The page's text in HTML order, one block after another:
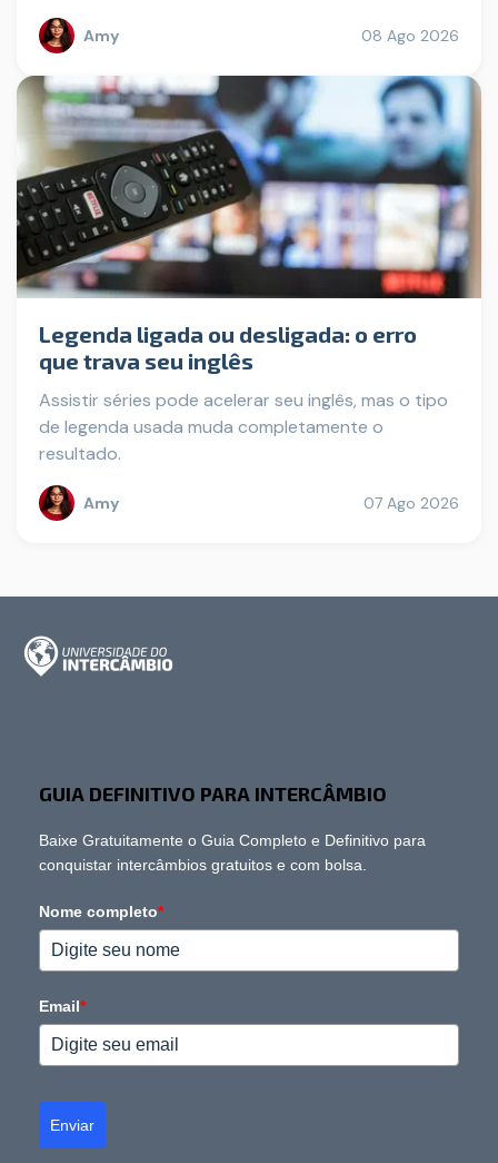
Amy 08 Ago 2026
Legenda ligada ou desligada: o erro
que trava seu inglês
Assistir séries pode acelerar seu inglês, mas o tipo
de legenda usada muda completamente o
resultado.
Amy 07 Ago 2026
GUIA DEFINITIVO PARA INTERCÂMBIO
Baixe Gratuitamente o Guia Completo e Definitivo para
conquistar intercâmbios gratuitos e com bolsa.
Nome completo*
Email*
Enviar